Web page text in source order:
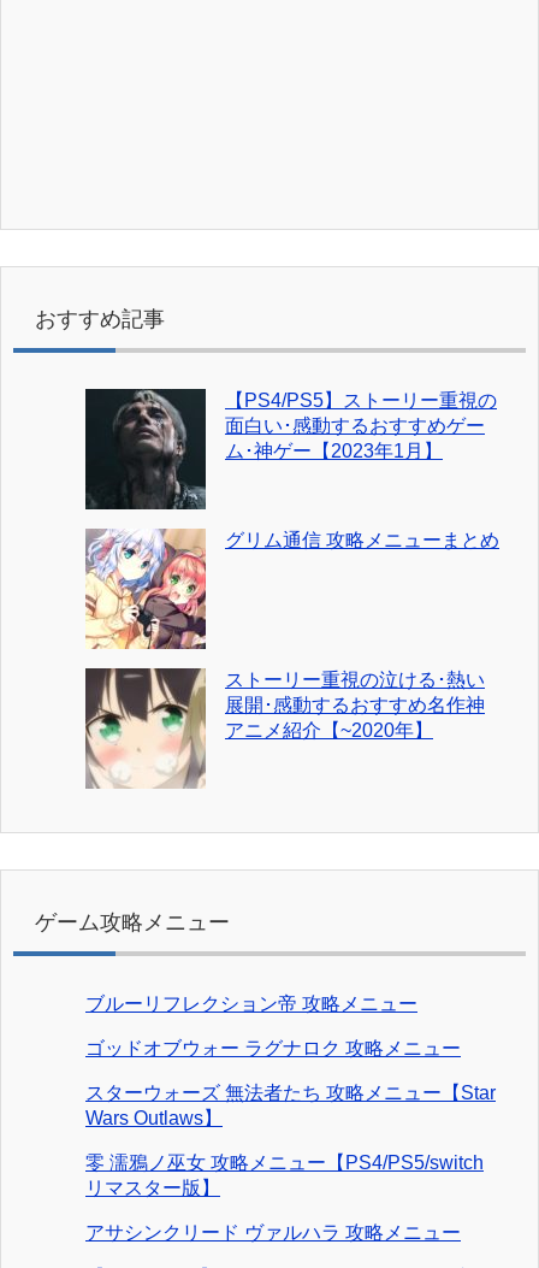
おすすめ記事
【PS4/PS5】ストーリー重視の
面白い･感動するおすすめゲー
ム･神ゲー【2023年1月】
グリム通信 攻略メニューまとめ
ストーリー重視の泣ける･熱い
展開･感動するおすすめ名作神
アニメ紹介【~2020年】
ゲーム攻略メニュー
ブルーリフレクション帝 攻略メニュー
ゴッドオブウォー ラグナロク 攻略メニュー
スターウォーズ 無法者たち 攻略メニュー【Star
Wars Outlaws】
零 濡鴉ノ巫女 攻略メニュー【PS4/PS5/switch
リマスター版】
アサシンクリード ヴァルハラ 攻略メニュー